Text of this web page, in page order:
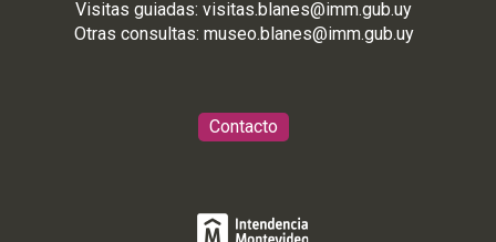
Visitas guiadas: visitas.blanes@imm.gub.uy
Otras consultas: museo.blanes@imm.gub.uy
Contacto